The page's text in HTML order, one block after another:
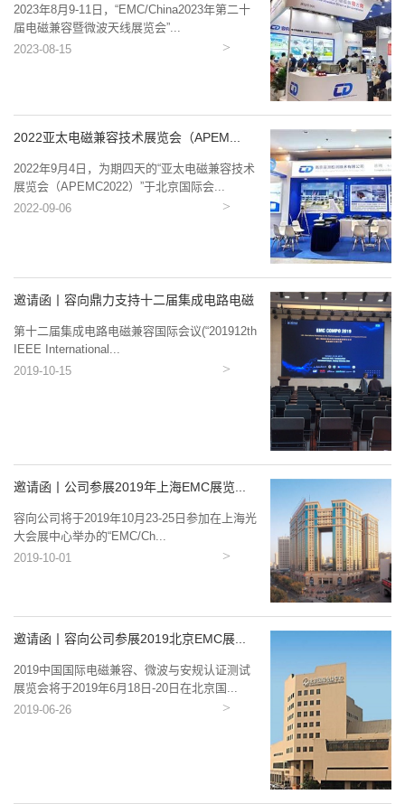
2023年8月9-11日，“EMC/China2023年第二十
届电磁兼容暨微波天线展览会”...
2023-08-15
2022亚太电磁兼容技术展览会（APEM...
2022年9月4日，为期四天的“亚太电磁兼容技术
展览会（APEMC2022）”于北京国际会...
2022-09-06
邀请函丨容向鼎力支持十二届集成电路电磁
第十二届集成电路电磁兼容国际会议(“201912th
IEEE International...
2019-10-15
邀请函丨公司参展2019年上海EMC展览...
容向公司将于2019年10月23-25日参加在上海光
大会展中心举办的“EMC/Ch...
2019-10-01
邀请函丨容向公司参展2019北京EMC展...
2019中国国际电磁兼容、微波与安规认证测试
展览会将于2019年6月18日-20日在北京国...
2019-06-26